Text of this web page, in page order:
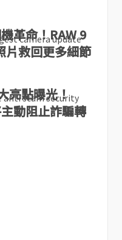
革命！RAW 9
片救回更多細節
亮點曝光！
動阻止詐騙轉